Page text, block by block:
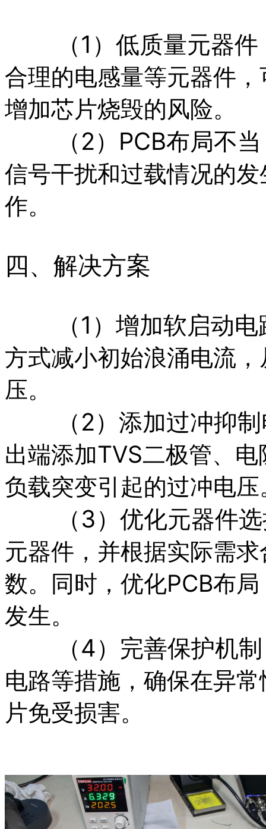
（1）低质量元器件
合理的电感量等元器件
增加芯片烧毁的风险。
（2）PCB布局不当
信号干扰和过载情况的
作。
四、解决方案
（1）增加软启动电
方式减小初始浪涌电流
压。
（2）添加过冲抑制
出端添加TVS二极管、
负载突变引起的过冲电压
（3）优化元器件选
元器件，并根据实际需
数。同时，优化PCB布
发生。
（4）完善保护机制
电路等措施，确保在异
片免受损害。